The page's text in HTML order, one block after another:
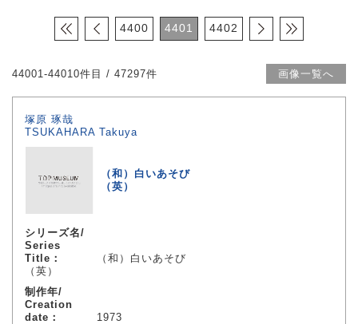
4400 4401 4402
44001-44010件目 / 47297件 画像一覧へ
塚原 琢哉
TSUKAHARA Takuya
（和）白いあそび
（英）
シリーズ名/
Series
Title：
（和）白いあそび
（英）
制作年/
Creation
date：
1973